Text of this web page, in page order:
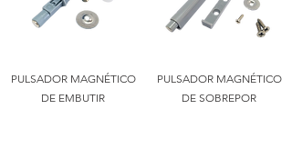
PULSADOR MAGNÉTICO
DE EMBUTIR
PULSADOR MAGNÉTICO
DE SOBREPOR